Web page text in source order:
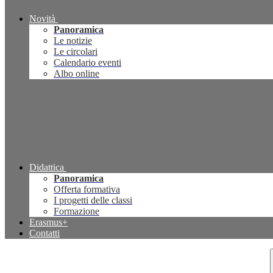
Novità
Panoramica
Le notizie
Le circolari
Calendario eventi
Albo online
Didattica
Panoramica
Offerta formativa
I progetti delle classi
Formazione
Erasmus+
Contatti